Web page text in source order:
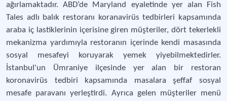
ağırlamaktadır. ABD’de Maryland eyaletinde yer alan Fish
Tales adlı balık restoranı koranavirüs tedbirleri kapsamında
araba iç lastiklerinin içerisine giren müşteriler, dört tekerlekli
mekanizma yardımıyla restoranın içerinde kendi masasında
sosyal mesafeyi koruyarak yemek yiyebilmektedirler.
İstanbul'un Ümraniye ilçesinde yer alan bir restoran
koronavirüs tedbiri kapsamında masalara şeffaf sosyal
mesafe paravanı yerleştirdi. Ayrıca gelen müşteriler menü